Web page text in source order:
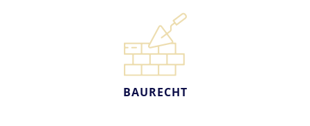
BAURECHT